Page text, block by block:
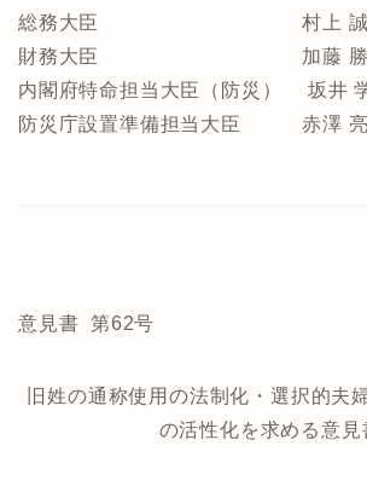
総務大臣 村上 誠一
財務大臣 加藤 勝
内閣府特命担当大臣（防災）
防災庁設置準備担当大臣 赤澤
意見書 第62号
旧姓の通称使用の法制化・選択的夫
の活性化を求める意見